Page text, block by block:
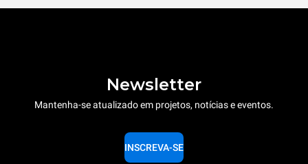
Newsletter
Mantenha-se atualizado em projetos, notícias e eventos.
INSCREVA-SE